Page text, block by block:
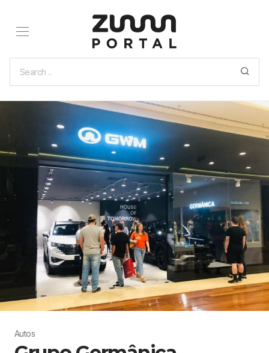
Autos